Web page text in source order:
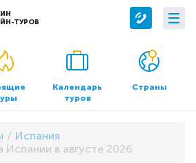
ТУРОВ
О компании
О нас
Контакты
Документы и реквизиты
Календарь
туров
Страны
Испания
Испании в августе 2026